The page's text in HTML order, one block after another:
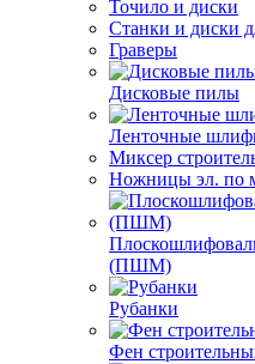
Точило и диски
Станки и диски
Граверы
Дисковые пилы
Ленточные
Миксер
Ножницы эл. по
(ПШМ)
Рубанки
Фен